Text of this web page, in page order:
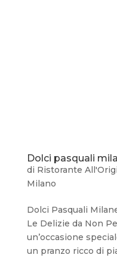
Dolci pasquali
di Ristorante
Milano
Dolci Pasquali
Le Delizie da Non
un’occasione
un pranzo ricco di